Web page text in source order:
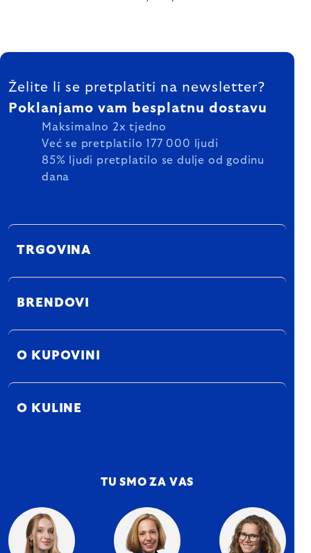
FOOTER
Želite li se pretplatiti na newsletter?
Poklanjamo vam besplatnu dostavu
Maksimalno 2x tjedno
Već se pretplatilo 177 000 ljudi
85% ljudi pretplatilo se dulje od godinu
dana
TRGOVINA
BRENDOVI
O KUPOVINI
O KULINE
TU SMO ZA VAS